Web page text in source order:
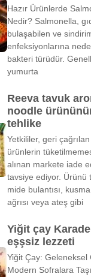
Hazır Ürünlerde
Nedir? Salmonella,
bulaşabilen ve
enfeksiyonlarına
bakteri türüdür.
yumurta
Reeva tavuk
noodle
tehlike
Yetkililer, geri
ürünlerin
alınan markete iade
tavsiye ediyor. Ürünü
mide bulantısı,
ağrısı veya ateş gibi
Yiğit çay
eşşsiz lezzeti
Yiğit Çay: Geleneksel
Modern Sofralara